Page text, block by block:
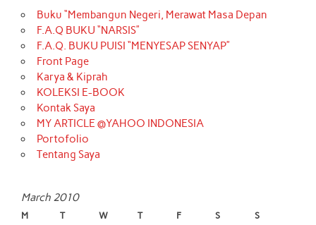
Buku “Membangun Negeri, Merawat Masa Depan
F.A.Q BUKU “NARSIS”
F.A.Q. BUKU PUISI “MENYESAP SENYAP”
Front Page
Karya & Kiprah
KOLEKSI E-BOOK
Kontak Saya
MY ARTICLE @YAHOO INDONESIA
Portofolio
Tentang Saya
March 2010
M T W T F S S